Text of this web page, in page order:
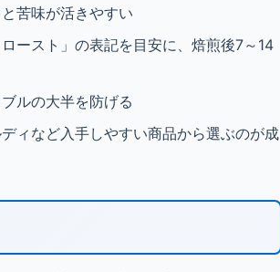
苦味が活きやすい
ースト」の表記を目安に、焙煎後7～14
ルの大半を防げる
ィなど入手しやすい商品から選ぶのが成